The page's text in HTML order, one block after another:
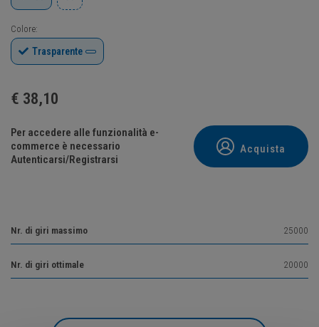
Colore:
Trasparente
€ 38,10
Per accedere alle funzionalità e-
commerce è necessario
Autenticarsi/Registrarsi
Acquista
Nr. di giri massimo 25000
Nr. di giri ottimale 20000